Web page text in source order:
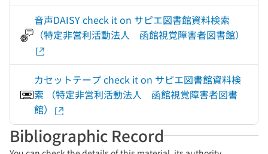
音声DAISY check it on サピエ図書館資料検索
（特定非営利活動法人 函館視覚障害者図書館）
カセットテープ check it on サピエ図書館資料検
索 （特定非営利活動法人 函館視覚障害者図書
館）
Bibliographic Record